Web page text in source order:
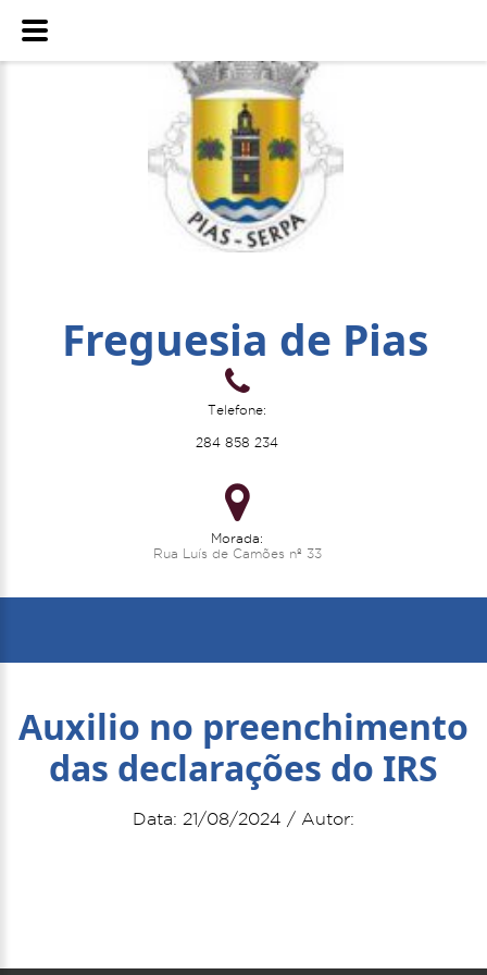
Freguesia de Pias
Telefone:
284 858 234
Morada:
Rua Luís de Camões nº 33
Auxilio no preenchimento
das declarações do IRS
Data: 21/08/2024 / Autor: